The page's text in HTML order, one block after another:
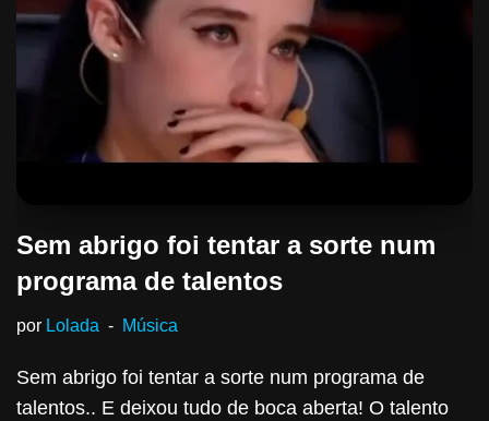
Sem abrigo foi tentar a sorte num
programa de talentos
por Lolada Música
Sem abrigo foi tentar a sorte num programa de
talentos.. E deixou tudo de boca aberta! O talento